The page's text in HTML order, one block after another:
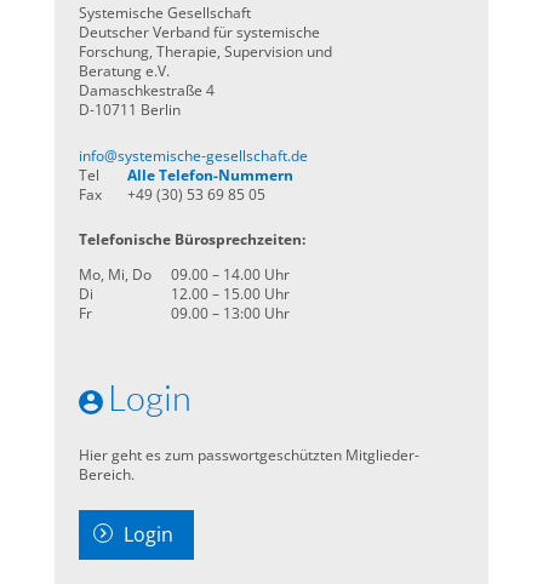
Systemische Gesellschaft
Deutscher Verband für systemische
Forschung, Therapie, Supervision und
Beratung e.V.
Damaschkestraße 4
D-10711 Berlin
info@systemische-gesellschaft.de
Tel
Alle Telefon-Nummern
Fax
+49 (30) 53 69 85 05
Telefonische Bürosprechzeiten:
Mo, Mi, Do
09.00 – 14.00 Uhr
Di
12.00 – 15.00 Uhr
Fr
09.00 – 13:00 Uhr
Login
Hier geht es zum passwortgeschützten Mitglieder-
Bereich.
Login